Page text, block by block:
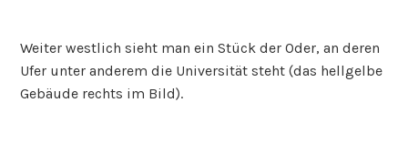
Weiter westlich sieht man ein Stück der Oder, an deren
Ufer unter anderem die Universität steht (das hellgelbe
Gebäude rechts im Bild).